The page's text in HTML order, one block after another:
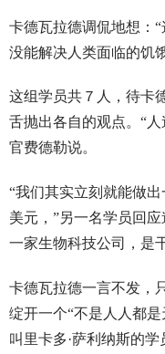
卡德瓦拉德调侃地想：
没能解决人类面临的饥
这组学员共７人，待卡
舌抛出各自的观点。“
官费德勒说。
“我们其实立刻就能做
美元，”另一名学员回
一家生物科技公司，是
卡德瓦拉德一言不发，
绽开一个“不是人人都
叫里卡多·萨利纳斯的学